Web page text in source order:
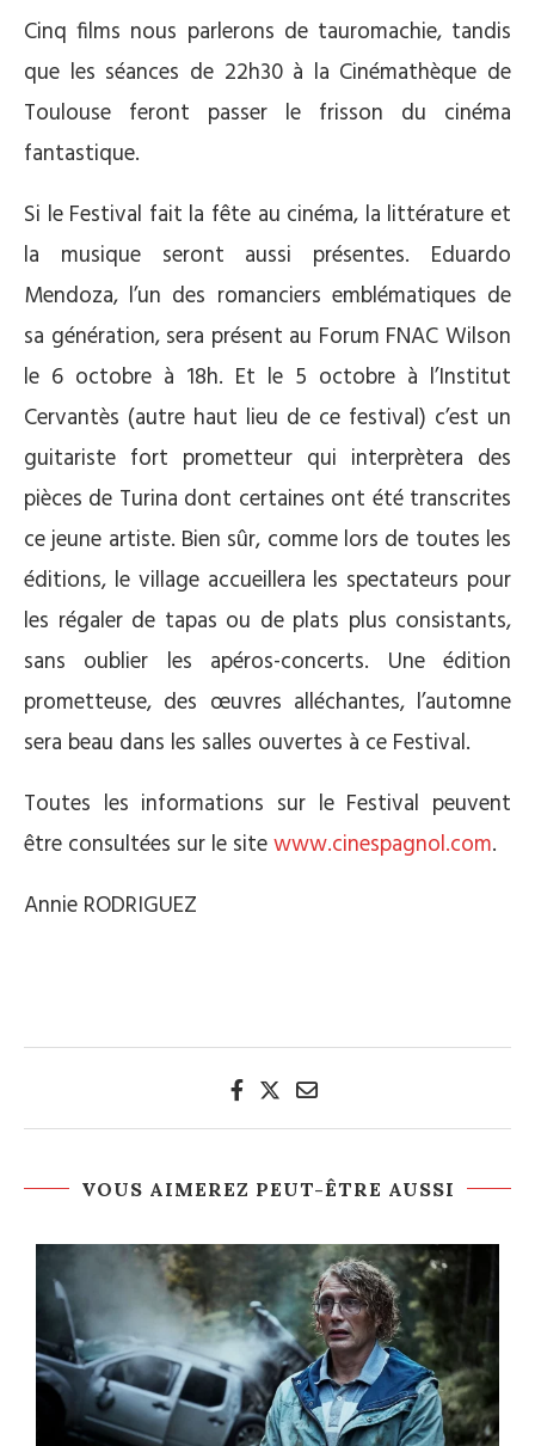
Cinq films nous parlerons de tauromachie, tandis
que les séances de 22h30 à la Cinémathèque de
Toulouse feront passer le frisson du cinéma
fantastique.
Si le Festival fait la fête au cinéma, la littérature et
la musique seront aussi présentes. Eduardo
Mendoza, l’un des romanciers emblématiques de
sa génération, sera présent au Forum FNAC Wilson
le 6 octobre à 18h. Et le 5 octobre à l’Institut
Cervantès (autre haut lieu de ce festival) c’est un
guitariste fort prometteur qui interprètera des
pièces de Turina dont certaines ont été transcrites
ce jeune artiste. Bien sûr, comme lors de toutes les
éditions, le village accueillera les spectateurs pour
les régaler de tapas ou de plats plus consistants,
sans oublier les apéros-concerts. Une édition
prometteuse, des œuvres alléchantes, l’automne
sera beau dans les salles ouvertes à ce Festival.
Toutes les informations sur le Festival peuvent
être consultées sur le sitewww.cinespagnol.com.
Annie RODRIGUEZ
VOUS AIMEREZ PEUT-ÊTRE AUSSI